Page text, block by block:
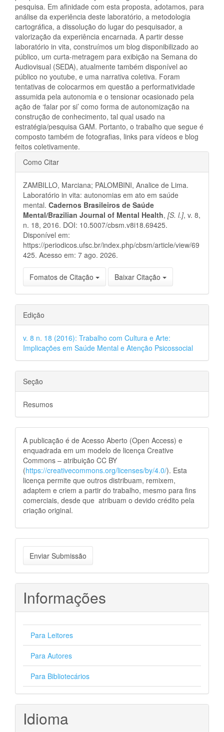
pesquisa. Em afinidade com esta proposta, adotamos, para
análise da experiência deste laboratório, a metodologia
cartográfica, a dissolução do lugar do pesquisador, a
valorização da experiência encarnada. A partir desse
laboratório in vita, construímos um blog disponibilizado ao
público, um curta-metragem para exibição na Semana do
Audiovisual (SEDA), atualmente também disponível ao
público no youtube, e uma narrativa coletiva. Foram
tentativas de colocarmos em questão a performatividade
assumida pela autonomia e o tensionar ocasionado pela
ação de ‘falar por si’ como forma de autonomização na
construção de conhecimento, tal qual usado na
estratégia/pesquisa GAM. Portanto, o trabalho que segue é
composto também de fotografias, links para vídeos e blog
feitos coletivamente.
Detalhes
do
artigo
Como Citar
ZAMBILLO, Marciana; PALOMBINI, Analice de Lima.
Laboratório in vita: autonomias em ato em saúde
mental. Cadernos Brasileiros de Saúde
Mental/Brazilian Journal of Mental Health, [S. l.], v. 8,
n. 18, 2016. DOI: 10.5007/cbsm.v8i18.69425.
Disponível em:
https://periodicos.ufsc.br/index.php/cbsm/article/view/69
425. Acesso em: 7 ago. 2026.
Fomatos de Citação Baixar Citação
Edição
v. 8 n. 18 (2016): Trabalho com Cultura e Arte:
Implicações em Saúde Mental e Atenção Psicossocial
Seção
Resumos
A publicação é de Acesso Aberto (Open Access) e
enquadrada em um modelo de licença Creative
Commons – atribuição CC BY
(https://creativecommons.org/licenses/by/4.0/). Esta
licença permite que outros distribuam, remixem,
adaptem e criem a partir do trabalho, mesmo para fins
comerciais, desde que atribuam o devido crédito pela
criação original.
Enviar
Submissão
Enviar Submissão
Informações
Para Leitores
Para Autores
Para Bibliotecários
Idioma